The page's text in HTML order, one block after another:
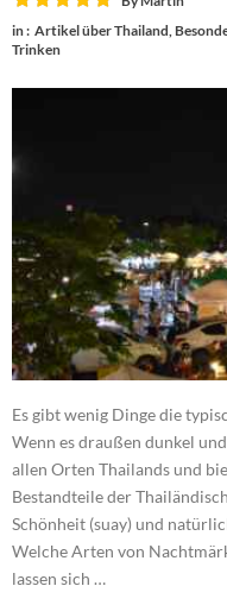
in : Artikel über Thailand,
Trinken
Es gibt wenig Dinge die
Wenn es draußen dunkel
allen Orten Thailands und
Bestandteile der
Schönheit (suay) und
Welche Arten von
lassen sich …